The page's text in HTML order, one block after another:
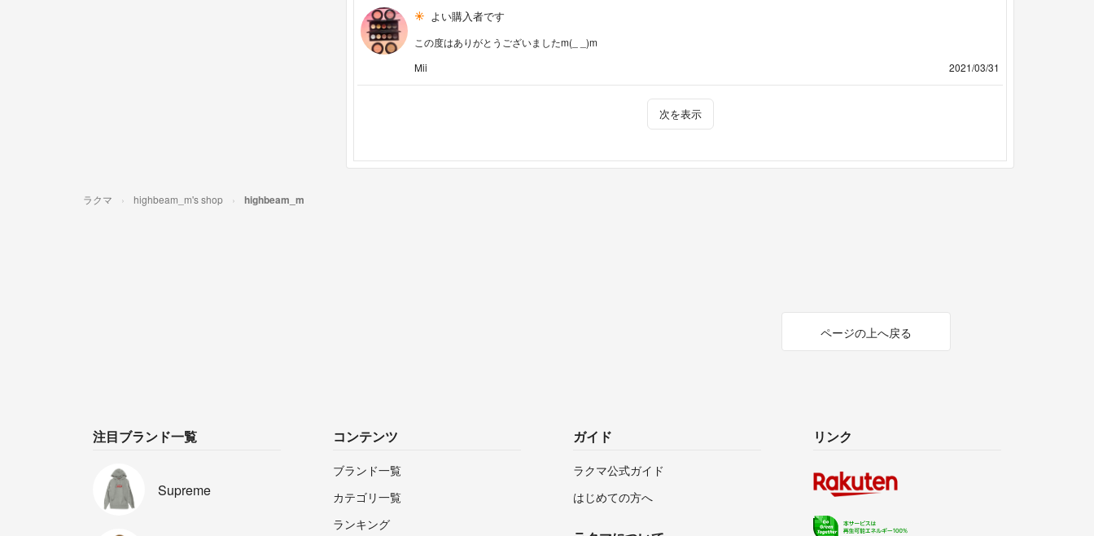
よい購入者です
この度はありがとうございましたm(_ _)m
Mii
2021/03/31
次を表示
ラクマ highbeam_m's shop highbeam_m
ページの上へ戻る
注目ブランド一覧
Supreme
コンテンツ
ブランド一覧
カテゴリ一覧
ランキング
ガイド
ラクマ公式ガイド
はじめての方へ
リンク